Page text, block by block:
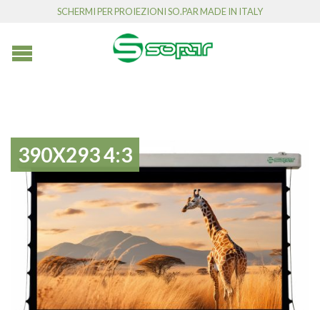
SCHERMI PER PROIEZIONI SO.PAR MADE IN ITALY
390X293 4:3